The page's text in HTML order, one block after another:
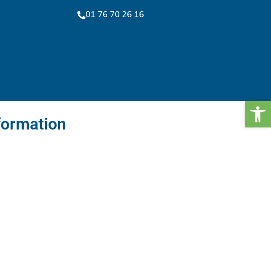
01 76 70 26 16